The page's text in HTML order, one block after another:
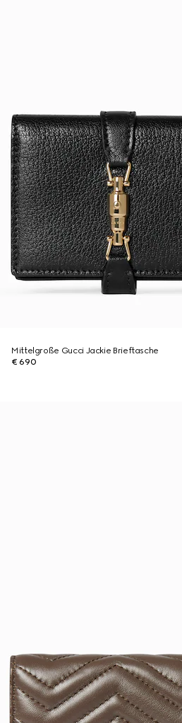
Mittelgroße Gucci Jackie Brieftasche
€ 690